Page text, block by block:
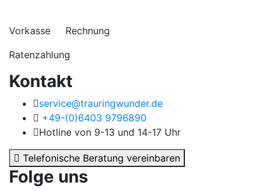
Vorkasse Rechnung
Ratenzahlung
Kontakt
service@trauringwunder.de
+49-(0)6403 9796890
Hotline von 9-13 und 14-17 Uhr
Telefonische Beratung vereinbaren
Folge uns